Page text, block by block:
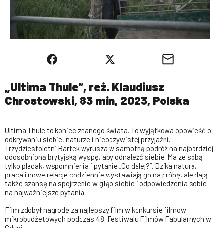
„Ultima Thule”, reż. Klaudiusz
Chrostowski, 83 min, 2023, Polska
Ultima Thule to koniec znanego świata. To wyjątkowa opowieść o
odkrywaniu siebie, naturze i nieoczywistej przyjaźni.
Trzydziestoletni Bartek wyrusza w samotną podróż na najbardziej
odosobnioną brytyjską wyspę, aby odnaleźć siebie. Ma ze sobą
tylko plecak, wspomnienia i pytanie „Co dalej?”. Dzika natura,
praca i nowe relacje codziennie wystawiają go na próbę, ale dają
także szansę na spojrzenie w głąb siebie i odpowiedzenia sobie
na najważniejsze pytania.
Film zdobył nagrodę za najlepszy film w konkursie filmów
mikrobudżetowych podczas 48. Festiwalu Filmów Fabularnych w